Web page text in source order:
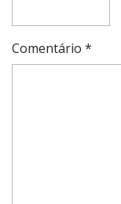
Comentário *